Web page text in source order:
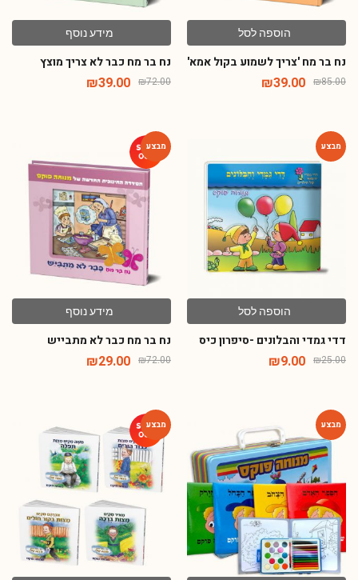
הוספה לסל
נח בר מח 'צריך לשמוע בקול אמא'
₪85.00
₪39.00
מידע נוסף
נח בר מח כבר לא צריך מוצץ
₪72.00
₪39.00
הוספה לסל
דדי גמדי והבלונים -סיפרון כיס
₪25.00
₪9.00
מידע נוסף
נח בר מח כבר לא מתבייש
₪72.00
₪29.00
-77%